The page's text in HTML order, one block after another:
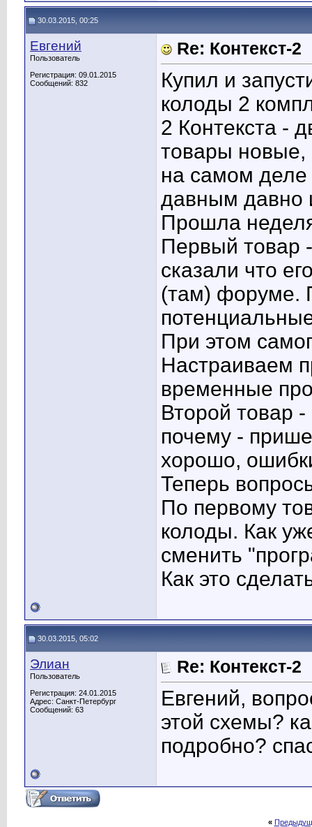
30.03.2015, 00:25
Евгений
Пользователь
Регистрация: 09.01.2015
Сообщений: 832
Re: Контекст-2
Купил и
колоды 2
2 Контекста -
товары новые,
на самом
давным давно
Прошла
Первый товар
сказали что
(там) форуме.
При этом
Настраиваем
временные
Второй товар
почему -
хорошо,
Теперь
По первому
колоды. Как
сменить
Как это
30.03.2015, 05:02
Элиан
Пользователь
Регистрация: 24.01.2015
Адрес: Санкт-Петербург
Сообщений: 63
Re: Контекст-2
Евгений,
этой схемы?
подробно?
«